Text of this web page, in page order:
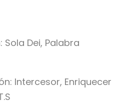
Dei, Palabra
Intercesor, Enriquecer